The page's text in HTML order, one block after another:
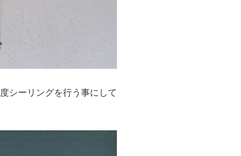
シーリングを行う事にして